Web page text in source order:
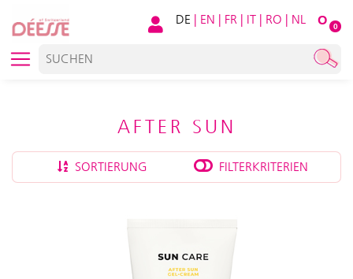
O 0
DE | EN | FR | IT | RO | NL
AFTER SUN
SORTIERUNG FILTERKRITERIEN